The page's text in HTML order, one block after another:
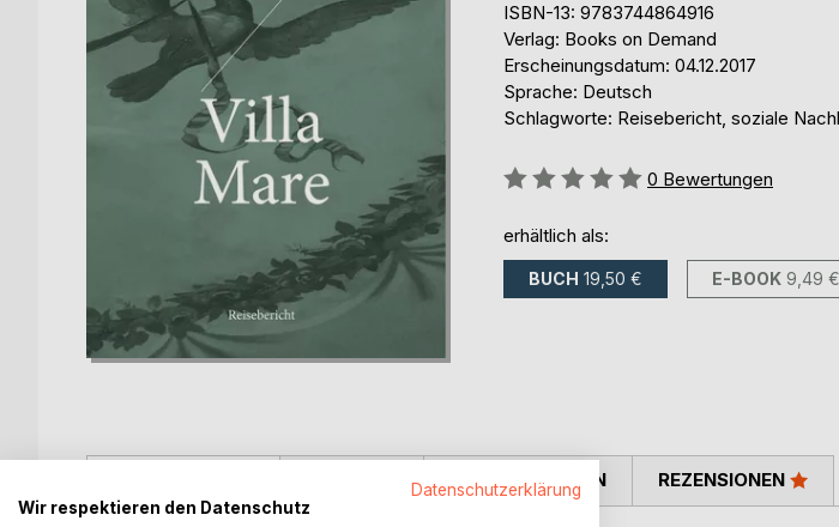
ISBN-13: 9783744864916
Verlag: Books on Demand
Erscheinungsdatum: 04.12.2017
Sprache: Deutsch
Schlagworte: Reisebericht, soziale
Bewertung::
0 Bewertungen
erhältlich als:
BUCH 19,50 € E-BOOK 9,49 €
PRESSESTIMMEN REZENSIONEN
Datenschutzerklärung
Wir respektieren den Datenschutz